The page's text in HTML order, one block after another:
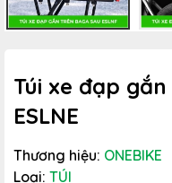
Túi xe đạp
ESLNE
Thương hiệu: ONEBIKE
Loại: TÚI